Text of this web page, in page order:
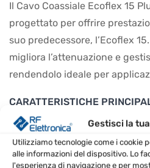
Gestisci la
Utilizziamo tecnologie come i cookie
alle informazioni del dispositivo. Lo
l'esperienza di navigazione e per
Il Cavo Coassiale Ecoflex 15
progettato per offrire
suo predecessore, l’Ecoflex
migliora l’attenuazione e
rendendolo ideale per
CARATTERISTICHE
Riduzione dell’attenuazione
Peso ridotto del 22%
Gestione di una potenza